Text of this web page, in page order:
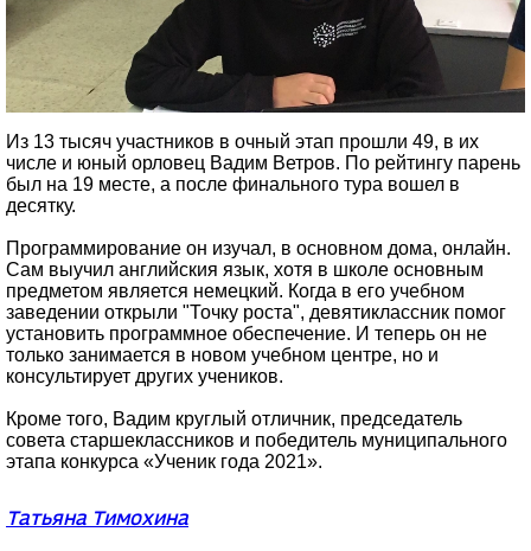
Из 13 тысяч участников в очный этап прошли 49, в их
числе и юный орловец Вадим Ветров. По рейтингу парень
был на 19 месте, а после финального тура вошел в
десятку.
Программирование он изучал, в основном дома, онлайн.
Сам выучил английския язык, хотя в школе основным
предметом является немецкий. Когда в его учебном
заведении открыли "Точку роста", девятиклассник помог
установить программное обеспечение. И теперь он не
только занимается в новом учебном центре, но и
консультирует других учеников.
Кроме того, Вадим круглый отличник, председатель
совета старшеклассников и победитель муниципального
этапа конкурса «Ученик года 2021».
Татьяна Тимохина